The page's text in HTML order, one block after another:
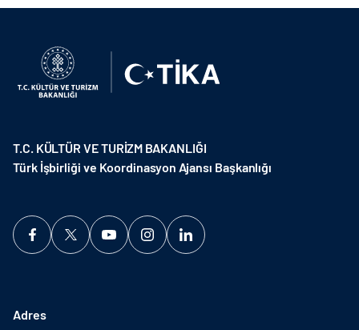
T.C. KÜLTÜR VE TURİZM BAKANLIĞI
Türk İşbirliği ve Koordinasyon Ajansı Başkanlığı
Adres